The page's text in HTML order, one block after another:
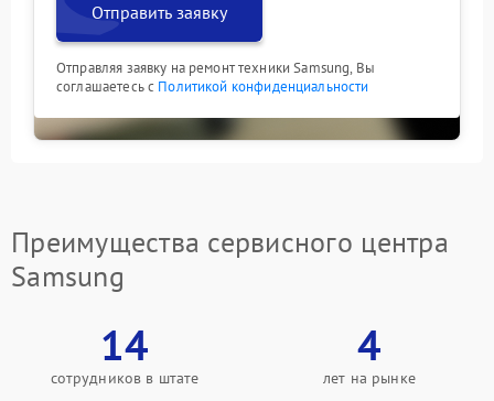
Отправить заявку
Отправляя заявку на ремонт техники Samsung, Вы
соглашаетесь с Политикой конфиденциальности
Преимущества сервисного центра
Samsung
14
сотрудников в штате
4
лет на рынке